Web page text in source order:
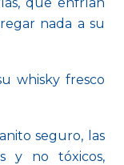
nada a su
whisky fresco
seguro, las
y no tóxicos,